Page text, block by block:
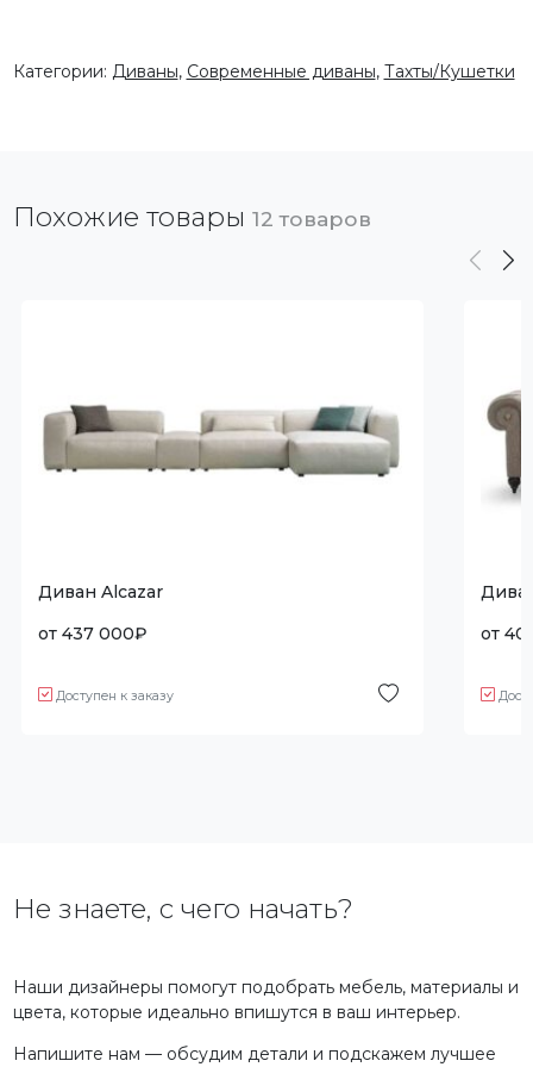
Категории: Диваны, Современные диваны, Тахты/Кушетки
Похожие товары 12 товаров
Диван Alcazar
от 437 000₽
Доступен к заказу
от
Не знаете, с чего начать?
Наши дизайнеры помогут подобрать мебель, материалы и
цвета, которые идеально впишутся в ваш интерьер.
Напишите нам — обсудим детали и подскажем лучшее